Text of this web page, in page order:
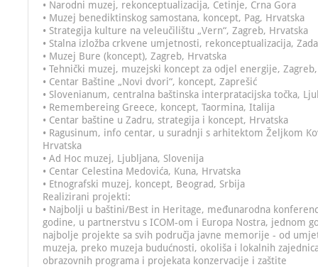
• Narodni muzej, rekonceptualizacija, Cetinje, Crna Gora
• Muzej benediktinskog samostana, koncept, Pag, Hrvatska
• Strategija kulture na veleučilištu „Vern“, Zagreb, Hrvatska
• Stalna izložba crkvene umjetnosti, rekonceptualizacija,
• Muzej Bure (koncept), Zagreb, Hrvatska
• Tehnički muzej, muzejski koncept za odjel energije,
• Centar Baštine „Novi dvori“, koncept, Zaprešić
• Slovenianum, centralna baštinska interpratacijska točka,
• Remembereing Greece, koncept, Taormina, Italija
• Centar baštine u Zadru, strategija i koncept, Hrvatska
• Ragusinum, info centar, u suradnji s arhitektom Željkom
Hrvatska
• Ad Hoc muzej, Ljubljana, Slovenija
• Centar Celestina Medovića, Kuna, Hrvatska
• Etnografski muzej, koncept, Beograd, Srbija
Realizirani projekti:
• Najbolji u baštini/Best in Heritage, međunarodna
godine, u partnerstvu s ICOM-om i Europa Nostra, jednom
najbolje projekte sa svih područja javne memorije - od
muzeja, preko muzeja budućnosti, okoliša i lokalnih
obrazovnih programa i projekata konzervacije i zaštite